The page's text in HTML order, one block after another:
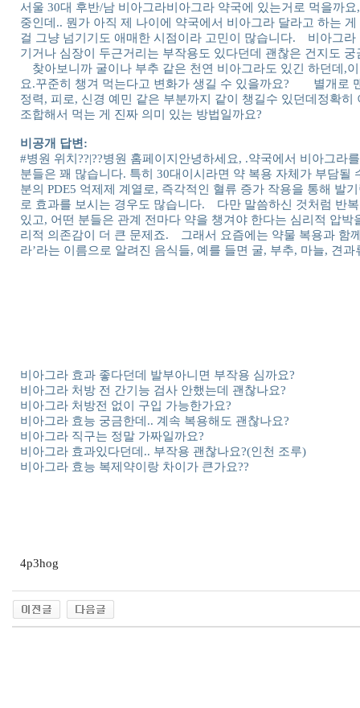
서울 30대 후반/남 비아그라비아그라 약국에 있는거로 먹을까
중인데.. 뭔가 아직 제 나이에 약국에서 비아그라 달라고 하는
걸 그냥 넘기기도 애매한 시점이라 고민이 많습니다. 비아그
기거나 심장이 두근거리는 부작용도 있다던데 괜찮은 건지도
찾아보니까 굴이나 부추 같은 천연 비아그라도 있긴 하던데,
요.꾸준히 챙겨 먹는다고 변화가 생길 수 있을까요? 별개로
정력, 피로, 신경 예민 같은 부분까지 같이 챙길수 있던데정확
조합해서 먹는 게 진짜 의미 있는 방법일까요?
비공개 답변:
#병원 위치??|??병원 홈페이지안녕하세요, .약국에서 비아그
분들은 꽤 많습니다. 특히 30대이시라면 약 복용 자체가 부담
분의 PDE5 억제제 계열로, 즉각적인 혈류 증가 작용을 통해 발
로 효과를 보시는 경우도 많습니다. 다만 말씀하신 것처럼 반
있고, 어떤 분들은 관계 전마다 약을 챙겨야 한다는 심리적 압
리적 의존감이 더 큰 문제죠. 그래서 요즘에는 약물 복용과 함
라’라는 이름으로 알려진 음식들, 예를 들면 굴, 부추, 마늘, 견과
비아그라 효과 좋다던데 발부아니면 부작용 심까요?
비아그라 처방 전 간기능 검사 안했는데 괜찮나요?
비아그라 처방전 없이 구입 가능한가요?
비아그라 효능 궁금한데.. 계속 복용해도 괜찮나요?
비아그라 직구는 정말 가짜일까요?
비아그라 효과있다던데.. 부작용 괜찮나요?(인천 조루)
비아그라 효능 복제약이랑 차이가 큰가요??
4p3hog